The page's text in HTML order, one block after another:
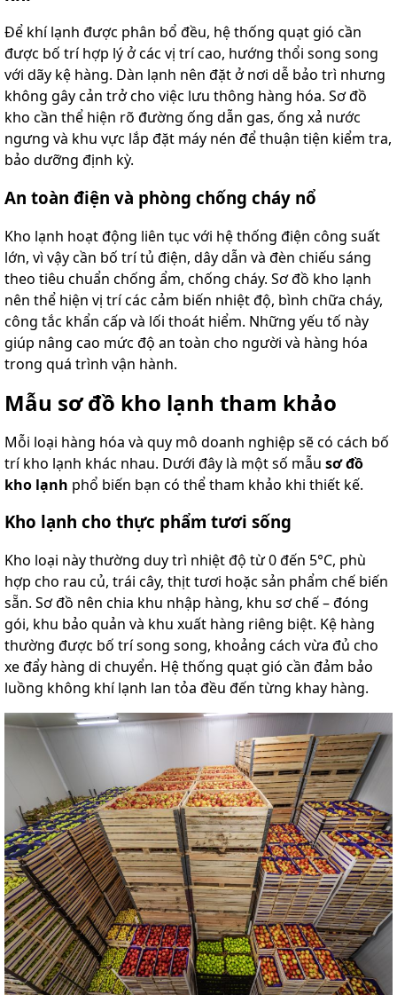
Để khí lạnh được phân bổ đều, hệ thống quạt gió cần
được bố trí hợp lý ở các vị trí cao, hướng thổi song song
với dãy kệ hàng. Dàn lạnh nên đặt ở nơi dễ bảo trì nhưng
không gây cản trở cho việc lưu thông hàng hóa. Sơ đồ
kho cần thể hiện rõ đường ống dẫn gas, ống xả nước
ngưng và khu vực lắp đặt máy nén để thuận tiện kiểm tra,
bảo dưỡng định kỳ.
An toàn điện và phòng chống cháy nổ
Kho lạnh hoạt động liên tục với hệ thống điện công suất
lớn, vì vậy cần bố trí tủ điện, dây dẫn và đèn chiếu sáng
theo tiêu chuẩn chống ẩm, chống cháy. Sơ đồ kho lạnh
nên thể hiện vị trí các cảm biến nhiệt độ, bình chữa cháy,
công tắc khẩn cấp và lối thoát hiểm. Những yếu tố này
giúp nâng cao mức độ an toàn cho người và hàng hóa
trong quá trình vận hành.
Mẫu sơ đồ kho lạnh tham khảo
Mỗi loại hàng hóa và quy mô doanh nghiệp sẽ có cách bố
trí kho lạnh khác nhau. Dưới đây là một số mẫu sơ đồ
kho lạnh phổ biến bạn có thể tham khảo khi thiết kế.
Kho lạnh cho thực phẩm tươi sống
Kho loại này thường duy trì nhiệt độ từ 0 đến 5°C, phù
hợp cho rau củ, trái cây, thịt tươi hoặc sản phẩm chế biến
sẵn. Sơ đồ nên chia khu nhập hàng, khu sơ chế – đóng
gói, khu bảo quản và khu xuất hàng riêng biệt. Kệ hàng
thường được bố trí song song, khoảng cách vừa đủ cho
xe đẩy hàng di chuyển. Hệ thống quạt gió cần đảm bảo
luồng không khí lạnh lan tỏa đều đến từng khay hàng.